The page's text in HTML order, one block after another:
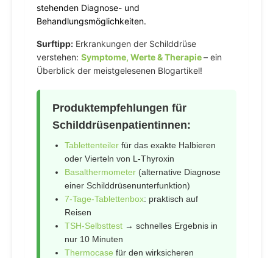
stehenden Diagnose- und
Behandlungsmöglichkeiten.
Surftipp: Erkrankungen der Schilddrüse
verstehen: Symptome, Werte & Therapie– ein
Überblick der meistgelesenen Blogartikel!
Produktempfehlungen für
Schilddrüsenpatientinnen:
Tablettenteiler für das exakte Halbieren
oder Vierteln von L-Thyroxin
Basalthermometer (alternative Diagnose
einer Schilddrüsenunterfunktion)
7-Tage-Tablettenbox: praktisch auf
Reisen
TSH-Selbsttest → schnelles Ergebnis in
nur 10 Minuten
Thermocase für den wirksicheren